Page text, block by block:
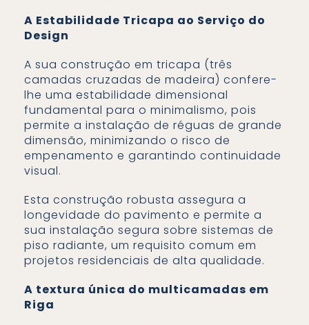
A Estabilidade Tricapa ao Serviço do
Design
A sua construção em tricapa (três
camadas cruzadas de madeira) confere-
lhe uma estabilidade dimensional
fundamental para o minimalismo, pois
permite a instalação de réguas de grande
dimensão, minimizando o risco de
empenamento e garantindo continuidade
visual.
Esta construção robusta assegura a
longevidade do pavimento e permite a
sua instalação segura sobre sistemas de
piso radiante, um requisito comum em
projetos residenciais de alta qualidade.
A textura única do multicamadas em
Riga